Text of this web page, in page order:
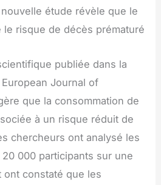
étude révèle que le
risque de décès prématuré
publiée dans la
Journal of
que la consommation de
à un risque réduit de
chercheurs ont analysé les
000 participants sur une
ont constaté que les